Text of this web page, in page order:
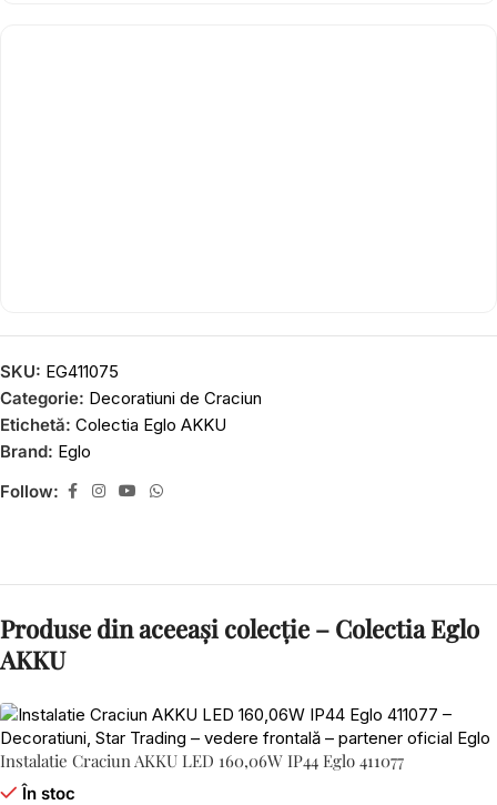
SKU: EG411075
Categorie: Decoratiuni de Craciun
Etichetă: Colectia Eglo AKKU
Brand: Eglo
Follow:
Produse din aceeași colecție – Colectia Eglo
AKKU
Instalatie Craciun AKKU LED 160,06W IP44 Eglo 411077
În stoc